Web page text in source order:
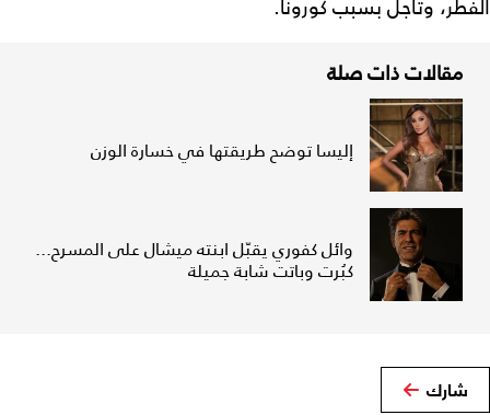
الفطر، وتأجل بسبب كورونا.
مقالات ذات صلة
إليسا توضح طريقتها في خسارة الوزن
وائل كفوري يقبّل ابنته ميشال على المسرح...
كبُرت وباتت شابة جميلة
شارك